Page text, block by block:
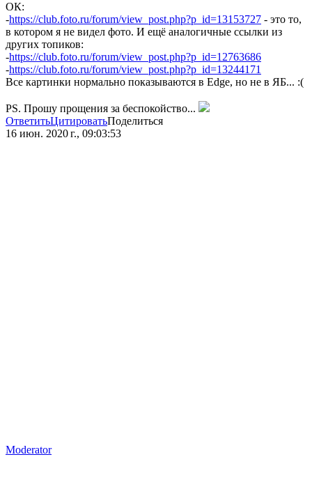
ОК:
-https://club.foto.ru/forum/view_post.php?p_id=13153727 - это то,
в котором я не видел фото. И ещё аналогичные ссылки из
других топиков:
-https://club.foto.ru/forum/view_post.php?p_id=12763686
-https://club.foto.ru/forum/view_post.php?p_id=13244171
Все картинки нормально показываются в Edge, но не в ЯБ... :(
PS. Прошу прощения за беспокойство...
ОтветитьЦитироватьПоделиться
16 июн. 2020 г., 09:03:53
Moderator